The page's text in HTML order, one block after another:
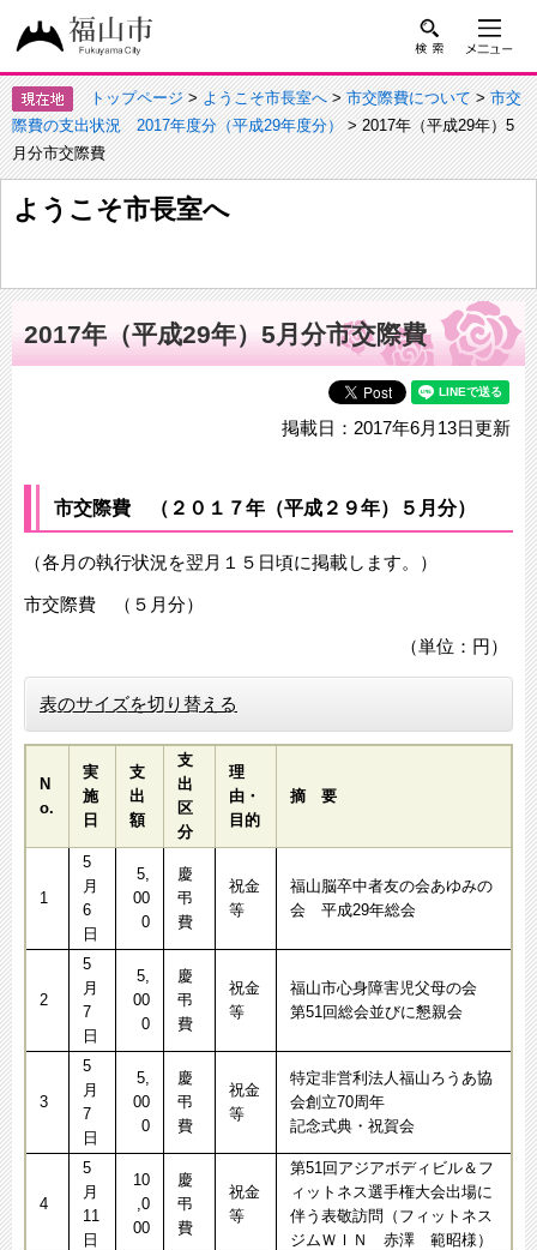
トップページ>ようこそ市長室へ>市交際費について>市交
際費の支出状況 2017年度分（平成29年度分）> 2017年（平成29年）5
月分市交際費
ようこそ市長室へ
2017年（平成29年）5月分市交際費
掲載日：2017年6月13日更新
市交際費 （２０１７年（平成２９年）５月分）
（各月の執行状況を翌月１５日頃に掲載します。）
市交際費 （５月分）
（単位：円）
表のサイズを切り替える
N
o.
実
施
日
支
出
額
支
出
区
分
理
由・
目的
摘 要
1
5
月
6
日
5,
00
0
慶
弔
費
祝金
等
福山脳卒中者友の会あゆみの
会 平成29年総会
2
5
月
7
日
5,
00
0
慶
弔
費
祝金
等
福山市心身障害児父母の会
第51回総会並びに懇親会
3
5
月
7
日
5,
00
0
慶
弔
費
祝金
等
特定非営利法人福山ろうあ協
会創立70周年
記念式典・祝賀会
4
5
月
11
日
10
,0
00
慶
弔
費
祝金
等
第51回アジアボディビル＆フ
ィットネス選手権大会出場に
伴う表敬訪問（フィットネス
ジムＷＩＮ 赤澤 範昭様）